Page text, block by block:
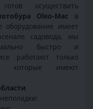
осуществить
Oleo-Mac в
оборудование имеет
садовода, мы
быстро и
работают только
которые имеют